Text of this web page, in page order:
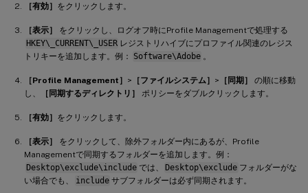
［有効］ をクリックします。
［表示］
をクリックし、ログオフ時にProfile Managementで処理する
HKEY\_CURRENT\_USER レジストリハイブにプロファイル関連のレジス
トリキーを追加します。例：
Software\Adobe 。
［Profile Management］ > ［ファイルシステム］ > ［同期］
の順に移動
し、
［同期するディレクトリ］ ポリシーをダブルクリックします。
［有効］ をクリックします。
［表示］
をクリックして、除外フォルダー内にあるが、Profile
Managementで同期するフォルダーを追加します。例：
Desktop\exclude\include では、 Desktop\exclude フォルダーがな
い場合でも、
include サブフォルダーは必ず同期されます。